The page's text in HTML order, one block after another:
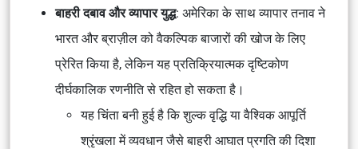
बाहरी दबाव और व्यापार युद्ध: अमेरिका के साथ व्यापार तनाव ने
भारत और ब्राज़ील को वैकल्पिक बाजारों की खोज के लिए
प्रेरित किया है, लेकिन यह प्रतिक्रियात्मक दृष्टिकोण
दीर्घकालिक रणनीति से रहित हो सकता है।
यह चिंता बनी हुई है कि शुल्क वृद्धि या वैश्विक आपूर्ति
श्रृंखला में व्यवधान जैसे बाहरी आघात प्रगति की दिशा